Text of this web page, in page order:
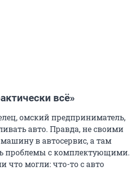
всё»
омский предприниматель,
авто. Правда, не своими
в автосервис, а там
проблемы с комплектующими.
что могли: что-то с авто